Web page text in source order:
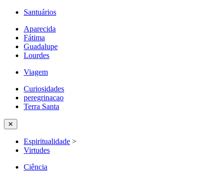
Santuários
Aparecida
Fátima
Guadalupe
Lourdes
Viagem
Curiosidades
peregrinacao
Terra Santa
✕
Espiritualidade >
Virtudes
Ciência